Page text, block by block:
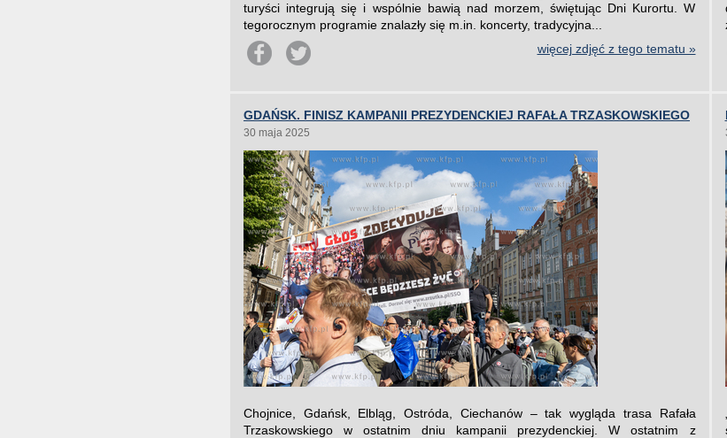
turyści integrują się i wspólnie bawią nad morzem, świętując Dni Kurortu. W
tegorocznym programie znalazły się m.in. koncerty, tradycyjna...
więcej zdjęć z tego tematu »
GDAŃSK. FINISZ KAMPANII PREZYDENCKIEJ RAFAŁA TRZASKOWSKIEGO
30 maja 2025
Chojnice, Gdańsk, Elbląg, Ostróda, Ciechanów – tak wygląda trasa Rafała
Trzaskowskiego w ostatnim dniu kampanii prezydenckiej. W ostatnim z